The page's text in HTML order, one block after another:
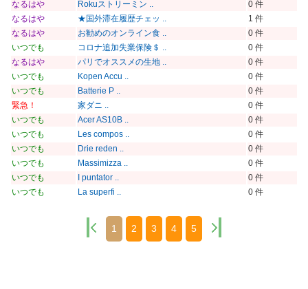
なるはや
Rokuストリーミン ..
0 件
なるはや
★国外滞在履歴チェッ ..
1 件
なるはや
お勧めのオンライン食 ..
0 件
いつでも
コロナ追加失業保険＄ ..
0 件
なるはや
パリでオススメの生地 ..
0 件
いつでも
Kopen Accu ..
0 件
いつでも
Batterie P ..
0 件
緊急！
家ダニ ..
0 件
いつでも
Acer AS10B ..
0 件
いつでも
Les compos ..
0 件
いつでも
Drie reden ..
0 件
いつでも
Massimizza ..
0 件
いつでも
I puntator ..
0 件
いつでも
La superfi .. 0 件
1 2 3 4 5